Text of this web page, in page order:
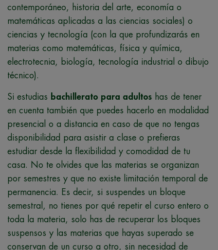
contemporáneo, historia del arte, economía o
matemáticas aplicadas a las ciencias sociales) o
ciencias y tecnología (con la que profundizarás en
materias como matemáticas, física y química,
electrotecnia, biología, tecnología industrial o dibujo
técnico).
Si estudias bachillerato para adultos has de tener
en cuenta también que puedes hacerlo en modalidad
presencial o a distancia en caso de que no tengas
disponibilidad para asistir a clase o prefieras
estudiar desde la flexibilidad y comodidad de tu
casa. No te olvides que las materias se organizan
por semestres y que no existe limitación temporal de
permanencia. Es decir, si suspendes un bloque
semestral, no tienes por qué repetir el curso entero o
toda la materia, solo has de recuperar los bloques
suspensos y las materias que hayas superado se
conservan de un curso a otro, sin necesidad de